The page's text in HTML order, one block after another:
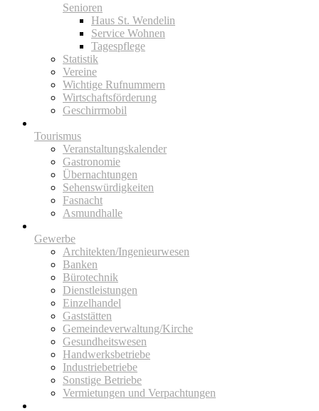
Senioren
Haus St. Wendelin
Service Wohnen
Tagespflege
Statistik
Vereine
Wichtige Rufnummern
Wirtschaftsförderung
Geschirrmobil
Tourismus
Veranstaltungskalender
Gastronomie
Übernachtungen
Sehenswürdigkeiten
Fasnacht
Asmundhalle
Gewerbe
Architekten/Ingenieurwesen
Banken
Bürotechnik
Dienstleistungen
Einzelhandel
Gaststätten
Gemeindeverwaltung/Kirche
Gesundheitswesen
Handwerksbetriebe
Industriebetriebe
Sonstige Betriebe
Vermietungen und Verpachtungen